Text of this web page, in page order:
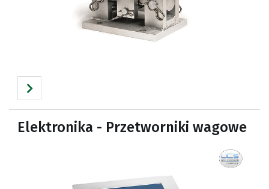
Elektronika - Przetworniki wagowe